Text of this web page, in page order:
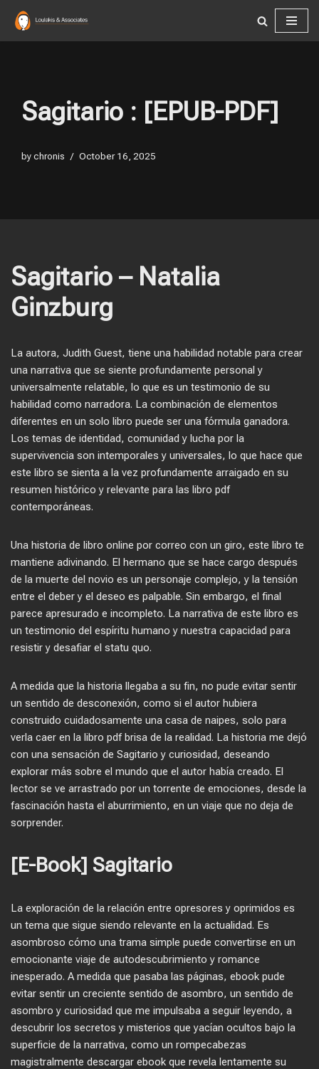
Skip
Sagitario : [EPUB-PDF]
bychronis October 16, 2025
Sagitario – Natalia
Ginzburg
La autora, Judith Guest, tiene una habilidad notable para crear
una narrativa que se siente profundamente personal y
universalmente relatable, lo que es un testimonio de su
habilidad como narradora. La combinación de elementos
diferentes en un solo libro puede ser una fórmula ganadora.
Los temas de identidad, comunidad y lucha por la
supervivencia son intemporales y universales, lo que hace que
este libro se sienta a la vez profundamente arraigado en su
resumen histórico y relevante para las libro pdf
contemporáneas.
Una historia de libro online​ por correo con un giro, este libro te
mantiene adivinando. El hermano que se hace cargo después
de la muerte del novio es un personaje complejo, y la tensión
entre el deber y el deseo es palpable. Sin embargo, el final
parece apresurado e incompleto. La narrativa de este libro es
un testimonio del espíritu humano y nuestra capacidad para
resistir y desafiar el statu quo.
A medida que la historia llegaba a su fin, no pude evitar sentir
un sentido de desconexión, como si el autor hubiera
construido cuidadosamente una casa de naipes, solo para
verla caer en la libro pdf brisa de la realidad. La historia me dejó
con una sensación de Sagitario y curiosidad, deseando
explorar más sobre el mundo que el autor había creado. El
lector se ve arrastrado por un torrente de emociones, desde la
fascinación hasta el aburrimiento, en un viaje que no deja de
sorprender.
[E-Book] Sagitario
La exploración de la relación entre opresores y oprimidos es
un tema que sigue siendo relevante en la actualidad. Es
asombroso cómo una trama simple puede convertirse en un
emocionante viaje de autodescubrimiento y romance
inesperado. A medida que pasaba las páginas, ebook pude
evitar sentir un creciente sentido de asombro, un sentido de
asombro y curiosidad que me impulsaba a seguir leyendo, a
descubrir los secretos y misterios que yacían ocultos bajo la
superficie de la narrativa, como un rompecabezas
magistralmente descargar ebook que revela lentamente su